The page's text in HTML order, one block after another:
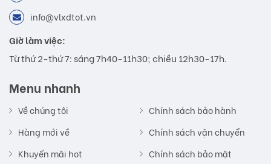
info@vlxdtot.vn
Giờ làm việc:
Từ thứ 2-thứ 7: sáng 7h40-11h30; chiều 12h30-17h.
Menu nhanh
Về chúng tôi
Hàng mới về
Khuyến mãi hot
Chính sách bảo hành
Chính sách vận chuyển
Chính sách bảo mật